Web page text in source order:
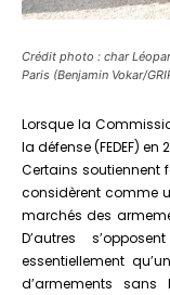
Crédit photo : char
Paris (Benjamin Vokar/
Lorsque la
la défense (FEDEF)
Certains soutiennent
considèrent comme
marchés des
D’autres
essentiellement
d’armements